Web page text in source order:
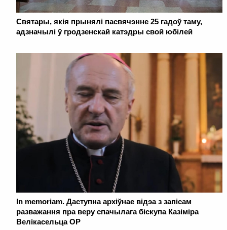
Святары, якія прынялі пасвячэнне 25 гадоў таму,
адзначылі ў гродзенскай катэдры свой юбілей
In memoriam. Даступна архіўнае відэа з запісам
разважання пра веру спачылага біскупа Казіміра
Велікасельца OP